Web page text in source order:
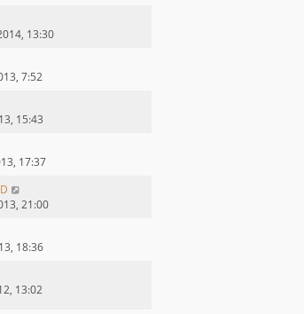
13:30
7:52
15:43
17:37
21:00
18:36
13:02